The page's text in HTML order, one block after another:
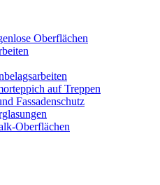
Oberflächen
auf Treppen
Fassadenschutz
Oberflächen